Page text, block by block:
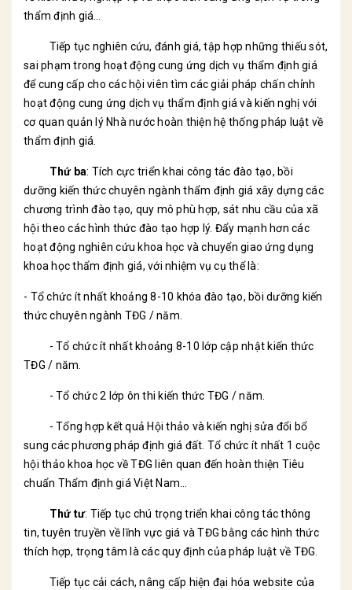
thẩm định giá…
Tiếp tục nghiên cứu, đánh giá, tập hợp những thiếu sót,
sai phạm trong hoạt động cung ứng dịch vụ thẩm định giá
để cung cấp cho các hội viên tìm các giải pháp chấn chỉnh
hoạt động cung ứng dịch vụ thẩm định giá và kiến nghị với
cơ quan quản lý Nhà nước hoàn thiện hệ thống pháp luật về
thẩm định giá.
Thứ ba: Tích cực triển khai công tác đào tạo, bồi
dưỡng kiến thức chuyên ngành thẩm định giá xây dựng các
chương trình đào tạo, quy mô phù hợp, sát nhu cầu của xã
hội theo các hình thức đào tạo hợp lý. Đẩy mạnh hơn các
hoạt động nghiên cứu khoa học và chuyển giao ứng dụng
khoa học thẩm định giá, với nhiệm vụ cụ thể là:
- Tổ chức ít nhất khoảng 8-10 khóa đào tạo, bồi dưỡng kiến
thức chuyên ngành TĐG / năm.
- Tổ chức ít nhất khoảng 8-10 lớp cập nhật kiến thức
TĐG / năm.
- Tổ chức 2 lớp ôn thi kiến thức TĐG / năm.
- Tổng hợp kết quả Hội thảo và kiến nghị sửa đổi bổ
sung các phương pháp định giá đất. Tổ chức ít nhất 1 cuộc
hội thảo khoa học về TĐG liên quan đến hoàn thiện Tiêu
chuẩn Thẩm định giá Việt Nam…
Thứ tư: Tiếp tục chú trọng triển khai công tác thông
tin, tuyên truyền về lĩnh vực giá và TĐG bằng các hình thức
thích hợp, trọng tâm là các quy định của pháp luật về TĐG.
Tiếp tục cải cách, nâng cấp hiện đại hóa website của